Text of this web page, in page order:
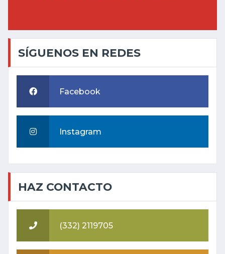
SÍGUENOS EN REDES
Facebook
Instagram
HAZ CONTACTO
(332) 2119705